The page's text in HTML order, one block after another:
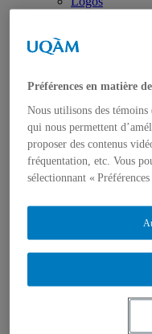
Deuxième cycle
Corps enseignant
Professeur.e.s
Professeur.e.s
Chargé.e.s de
Recherche
Équipes et
Axes de
Géographie à
Revue de
Préférences en matière
Nous utilisons des
qui nous permettent
proposer des contenus
fréquentation, etc. Vous
sélectionnant « Préférences